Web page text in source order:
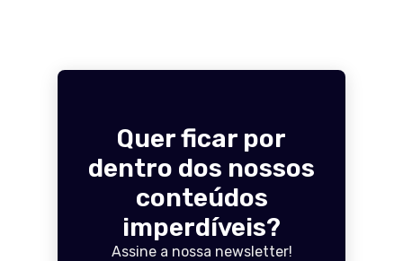
Quer ficar por
dentro dos nossos
conteúdos
imperdíveis?
Assine a nossa newsletter!